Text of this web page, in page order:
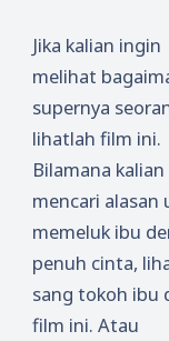
Jika kalian ingin
melihat
supernya
lihatlah film ini.
Bilamana
mencari alasan
memeluk ibu
penuh cinta,
sang tokoh ibu
film ini. Atau